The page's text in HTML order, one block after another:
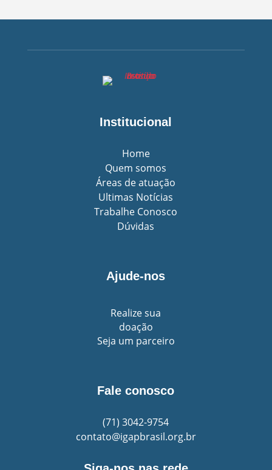
Institucional
Home
Quem somos
Áreas de atuação
Ultimas Notícias
Trabalhe Conosco
Dúvidas
Ajude-nos
Realize sua
doação
Seja um parceiro
Fale conosco
(71)3042-9754
contato@igapbrasil.org.br